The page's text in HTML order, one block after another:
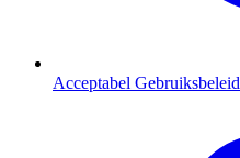
Acceptabel Gebruiksbeleid